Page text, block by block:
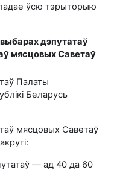
ўсю тэрыторыю
дэпутатаў
мясцовых Саветаў
Палаты
Беларусь
мясцовых Саветаў
— ад 40 да 60